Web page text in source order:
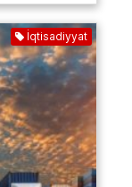
İqtisadiyyat